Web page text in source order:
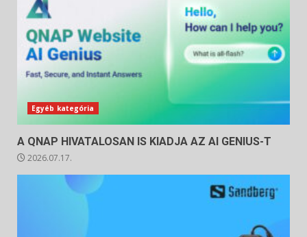
Egyéb kategória
A QNAP HIVATALOSAN IS KIADJA AZ AI GENIUS-T
2026.07.17.